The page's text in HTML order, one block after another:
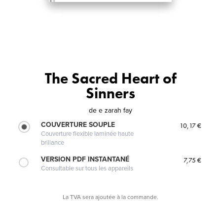
The Sacred Heart of
Sinners
de e zarah fay
COUVERTURE SOUPLE
Couverture flexible laminée haute
brillance
10,17 €
VERSION PDF INSTANTANÉ
Consultable sur tous les appareils
7,75 €
La TVA sera ajoutée à la commande.